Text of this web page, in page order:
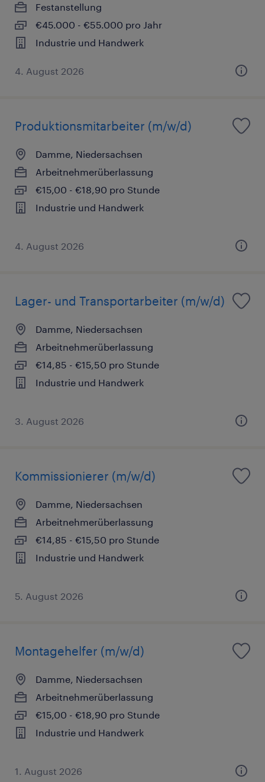
Festanstellung
€45.000 - €55.000 pro Jahr
Industrie und Handwerk
4. August 2026
Produktionsmitarbeiter (m/w/d)
Damme, Niedersachsen
Arbeitnehmerüberlassung
€15,00 - €18,90 pro Stunde
Industrie und Handwerk
4. August 2026
Lager- und Transportarbeiter (m/w/d)
Damme, Niedersachsen
Arbeitnehmerüberlassung
€14,85 - €15,50 pro Stunde
Industrie und Handwerk
3. August 2026
Kommissionierer (m/w/d)
Damme, Niedersachsen
Arbeitnehmerüberlassung
€14,85 - €15,50 pro Stunde
Industrie und Handwerk
5. August 2026
Montagehelfer (m/w/d)
Damme, Niedersachsen
Arbeitnehmerüberlassung
€15,00 - €18,90 pro Stunde
Industrie und Handwerk
1. August 2026